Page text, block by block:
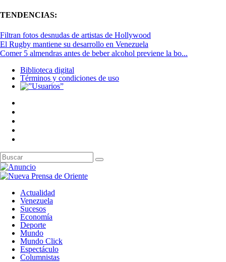
TENDENCIAS:
Filtran fotos desnudas de artistas de Hollywood
El Rugby mantiene su desarrollo en Venezuela
Comer 5 almendras antes de beber alcohol previene la bo...
Biblioteca digital
Términos y condiciones de uso
Actualidad
Venezuela
Sucesos
Economía
Deporte
Mundo
Mundo Click
Espectáculo
Columnistas